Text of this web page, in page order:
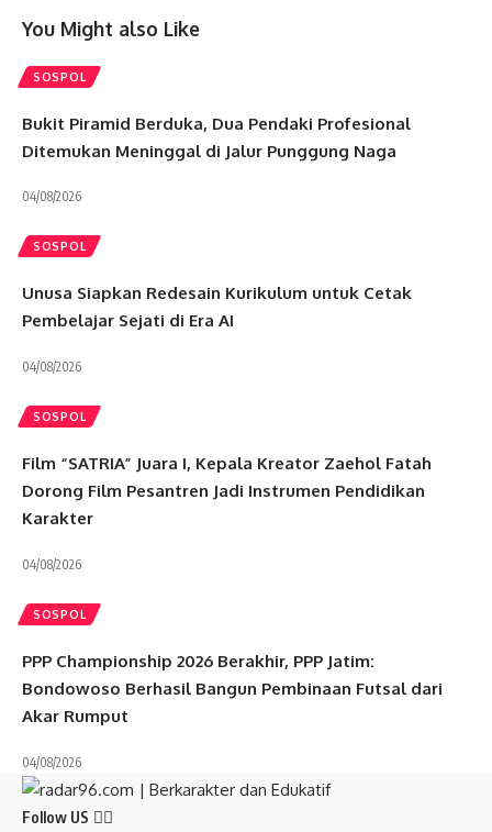
You Might also Like
SOSPOL
Bukit Piramid Berduka, Dua Pendaki Profesional
Ditemukan Meninggal di Jalur Punggung Naga
04/08/2026
SOSPOL
Unusa Siapkan Redesain Kurikulum untuk Cetak
Pembelajar Sejati di Era AI
04/08/2026
SOSPOL
Film “SATRIA” Juara I, Kepala Kreator Zaehol Fatah
Dorong Film Pesantren Jadi Instrumen Pendidikan
Karakter
04/08/2026
SOSPOL
PPP Championship 2026 Berakhir, PPP Jatim:
Bondowoso Berhasil Bangun Pembinaan Futsal dari
Akar Rumput
04/08/2026
Follow US